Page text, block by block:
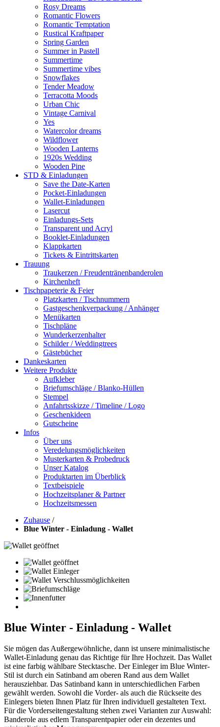
Rosy Dreams
Romantic Flowers
Romantic Temptation
Rustical Kraftpaper
Spring Garden
Summer in Pastell
Summertime
Summertime vibes
Snowflakes
Tender Meadow
Terracotta Moods
Urban Chic
Vintage Carnival
Yes
Watercolor dreams
Wildflower
Wooden Lanterns
1920s Wedding
Wooden Pine
STD & Einladungen
Save the Date-Karten
Pocket-Einladungen
Wallet-Einladungen
Lasercut
Einladungs-Sets
Transparent und Acryl
Booklet-Einladungen
Klappkarten
Tickets & Eintrittskarten
Trauung
Traukerzen / Freudentränenbanderolen
Kirchenheft
Tischpapeterie & Feier
Platzkarten / Tischnummern
Gastgeschenkverpackung / Anhänger
Menükarten
Tischpläne
Wunderkerzenhalter
Schilder / Weddingtrees
Gästebücher
Dankeskarten
Weitere Produkte
Aufkleber
Briefumschläge / Blanko-Hüllen
Stempel
Anfahrtsskizze / Timeline / Logo
Geschenkideen
Gutscheine
Infos
Über uns
Veredelungsmöglichkeiten
Musterkarten & Probedruck
Unser Katalog
Produktarten im Überblick
Textbeispiele
Hochzeitsplaner & Partner
Hochzeitsmessen
Zuhause /
Blue Winter - Einladung - Wallet
Blue Winter - Einladung - Wallet
Sie mögen das Außergewöhnliche, dann ist unsere minimalistische
Wallet-Einladung genau das Richtige für Ihre Hochzeit. Das Wallet
ist eine farbig wählbare Stecktasche. Der Einleger im Blue Winter-
Stil ist durch ein Satinband am oberen Rand aus dem Wallet
herausziehbar. Das Satinband kann in unterschiedlichen Farben
gewählt werden. Sowohl die Vorder- als auch die Rückseite des
Einlegers bieten Ihnen Platz für Ihren individuell gestalteten Text.
Für die Vorderseitengestaltung stehen zwei Varianten zur Auswahl:
Banderole aus edlem Transparentpapier oder ein dezentes und